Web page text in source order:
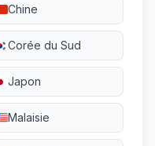
Chine
Corée du Sud
Japon
Malaisie